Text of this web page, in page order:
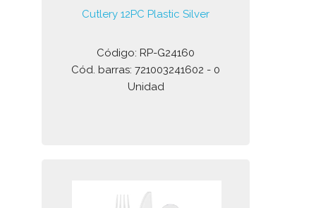
Cutlery 12PC Plastic Silver
Código: RP-G24160
Cód. barras: 721003241602 - 0
Unidad